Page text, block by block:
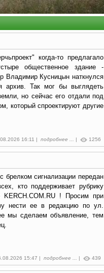
когда-то предлагало
общественное здание -
Владимир Кусницын наткнулся
архив. Так мог бы выглядеть
но сейчас его отдали под
который спроектируют другие
16:11 | подробнее ... | 1256
сигнализации передан
кто поддерживает рубрику
! Просим при
нести ее в редакцию по ул.
мы сделаем объявление, тем
15:47 | подробнее ... 439